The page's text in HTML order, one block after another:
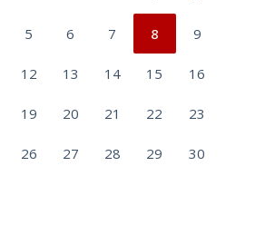
5 6 7 8 9
12 13 14 15 16
19 20 21 22 23
26 27 28 29 30